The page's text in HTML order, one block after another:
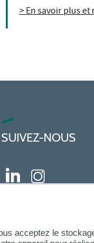
acceptez le
> En savoir plus
SUIVEZ-NOUS